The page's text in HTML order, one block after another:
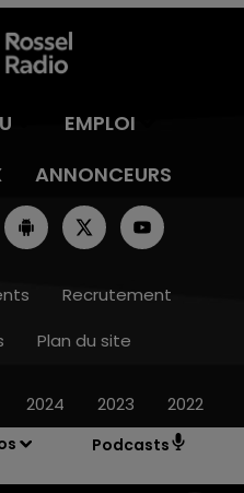
Podcasts
EMPLOI
ANNONCEURS
Recrutement
Plan du site
2024 2023 2022